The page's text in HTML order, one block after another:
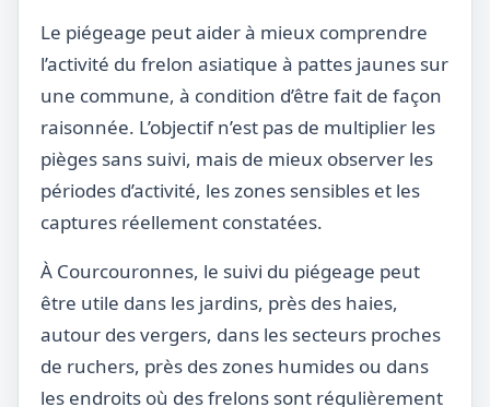
Le piégeage peut aider à mieux comprendre
l’activité du frelon asiatique à pattes jaunes sur
une commune, à condition d’être fait de façon
raisonnée. L’objectif n’est pas de multiplier les
pièges sans suivi, mais de mieux observer les
périodes d’activité, les zones sensibles et les
captures réellement constatées.
À Courcouronnes, le suivi du piégeage peut
être utile dans les jardins, près des haies,
autour des vergers, dans les secteurs proches
de ruchers, près des zones humides ou dans
les endroits où des frelons sont régulièrement